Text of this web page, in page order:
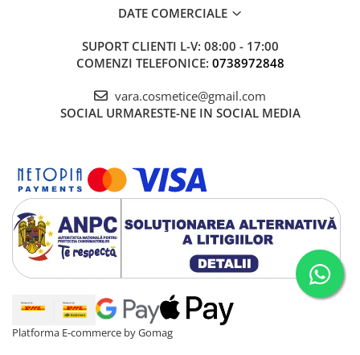
DATE COMERCIALE
SUPORT CLIENTI L-V: 08:00 - 17:00
COMENZI TELEFONICE: 0738972848
vara.cosmetice@gmail.com
SOCIAL URMARESTE-NE IN SOCIAL MEDIA
Platforma E-commerce by Gomag